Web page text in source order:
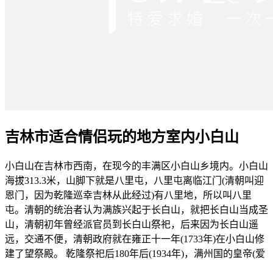
吉林市适合情侣玩的地方室内小白山
小白山在吉林市西南，在现今的丰满区小白山乡境内。小白山
海拔313.3米，山脚下就是八里屯，八里屯离临江门(清朝叫迎
恩门，因为乾隆巡幸吉林从此经过)有八里地，所以叫八里
屯。清朝的统治者认为满族兴起于长白山，就把长白山当成圣
山，清朝初年曾经派官员到长白山祭祀，后来因为长白山遥
远，交通不便，清朝政府就在雍正十一年(1733年)在小白山修
建了望祭殿。 乾隆祭祀后180年后(1934年)，满州国的皇帝(爱